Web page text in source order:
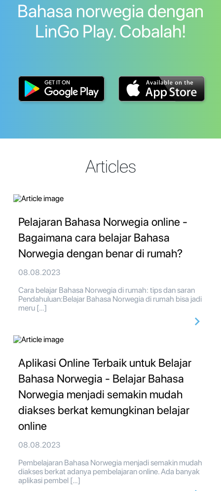
Bahasa norwegia dengan
LinGo Play. Cobalah!
Articles
Pelajaran Bahasa Norwegia online -
Bagaimana cara belajar Bahasa
Norwegia dengan benar di rumah?
08.08.2023
Cara belajar Bahasa Norwegia di rumah: tips dan saran
Pendahuluan:Belajar Bahasa Norwegia di rumah bisa jadi
meru […]
Aplikasi Online Terbaik untuk Belajar
Bahasa Norwegia - Belajar Bahasa
Norwegia menjadi semakin mudah
diakses berkat kemungkinan belajar
online
08.08.2023
Pembelajaran Bahasa Norwegia menjadi semakin mudah
diakses berkat adanya pembelajaran online. Ada banyak
aplikasi pembel […]